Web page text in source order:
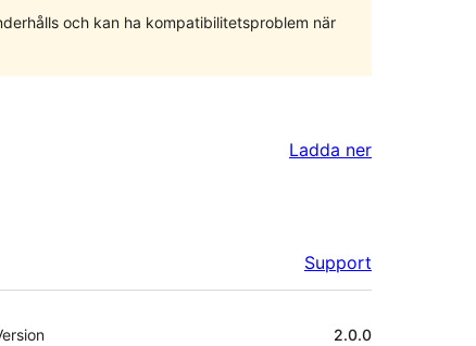
och kan ha kompatibilitetsproblem när
Ladda ner
Support
2.0.0